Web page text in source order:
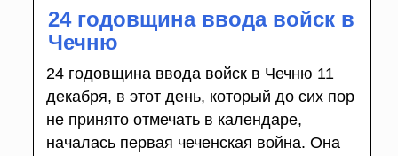
24 годовщина ввода войск в
Чечню
24 годовщина ввода войск в Чечню 11
декабря, в этот день, который до сих пор
не принято отмечать в календаре,
началась первая чеченская война. Она